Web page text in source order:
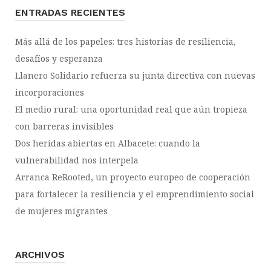
ENTRADAS RECIENTES
Más allá de los papeles: tres historias de resiliencia,
desafíos y esperanza
Llanero Solidario refuerza su junta directiva con nuevas
incorporaciones
El medio rural: una oportunidad real que aún tropieza
con barreras invisibles
Dos heridas abiertas en Albacete: cuando la
vulnerabilidad nos interpela
Arranca ReRooted, un proyecto europeo de cooperación
para fortalecer la resiliencia y el emprendimiento social
de mujeres migrantes
ARCHIVOS